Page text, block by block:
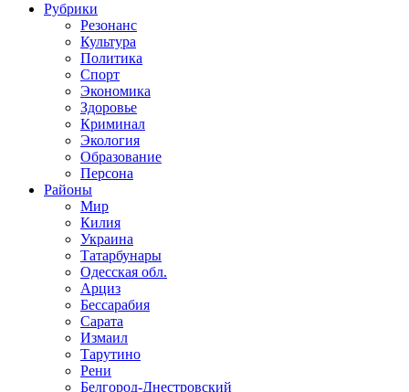
Рубрики
Резонанс
Культура
Политика
Спорт
Экономика
Здоровье
Криминал
Экология
Образование
Персона
Районы
Мир
Килия
Украина
Татарбунары
Одесская обл.
Арциз
Бессарабия
Сарата
Измаил
Тарутино
Рени
Белгород-Днестровский